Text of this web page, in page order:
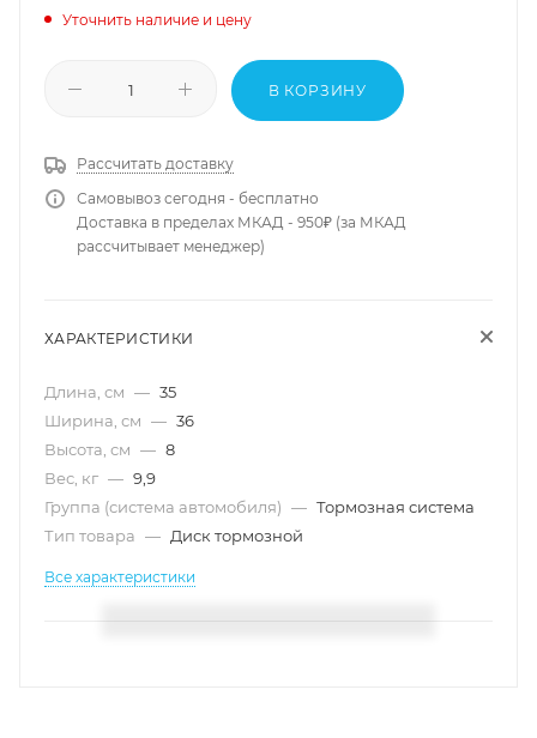
Уточнить наличие и цену
В КОРЗИНУ
Рассчитать доставку
Самовывоз сегодня - бесплатно
Доставка в пределах МКАД - 950₽ (за МКАД
рассчитывает менеджер)
ХАРАКТЕРИСТИКИ
Длина, см — 35
Ширина, см — 36
Высота, см — 8
Вес, кг — 9,9
Группа (система автомобиля) — Тормозная система
Тип товара — Диск тормозной
Все характеристики